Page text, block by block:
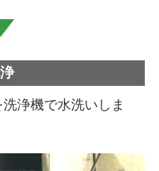
浄機で水洗いしま